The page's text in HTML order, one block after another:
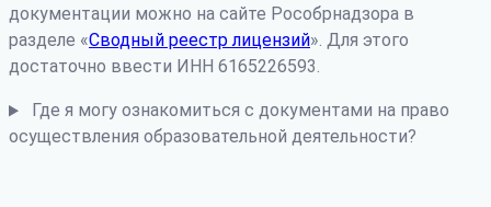
документации можно на сайте Рособрнадзора в
разделе «Сводный реестр лицензий». Для этого
достаточно ввести ИНН 6165226593.
Где я могу ознакомиться с документами на право
осуществления образовательной деятельности?